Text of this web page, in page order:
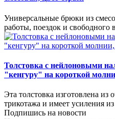
Универсальные брюки из
работы, поездок и
Толстовка с нейлоновыми
"кенгуру" на короткой
Эта толстовка изготовлена из
трикотажа и имеет усиления
Подпишись на новости